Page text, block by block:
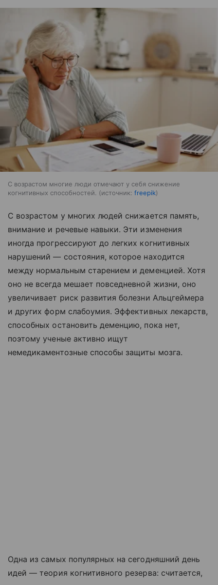
С возрастом многие люди отмечают у себя снижение
когнитивных способностей.
источник: freepik
С возрастом у многих людей снижается память,
внимание и речевые навыки. Эти изменения
иногда прогрессируют до легких когнитивных
нарушений — состояния, которое находится
между нормальным старением и деменцией. Хотя
оно не всегда мешает повседневной жизни, оно
увеличивает риск развития болезни Альцгеймера
и других форм слабоумия. Эффективных лекарств,
способных остановить деменцию, пока нет,
поэтому ученые активно ищут
немедикаментозные способы защиты мозга.
Одна из самых популярных на сегодняшний день
идей — теория когнитивного резерва: считается,